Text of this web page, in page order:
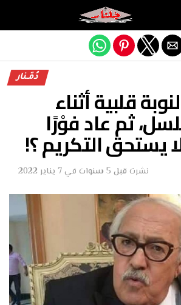
دُمّـنار
قلبية أثناء
ثم عاد فوْرًا
يستحق التكريم ؟!
نشرت قبل 5 سنوات في 7 يناير 2022
Exit mobile version